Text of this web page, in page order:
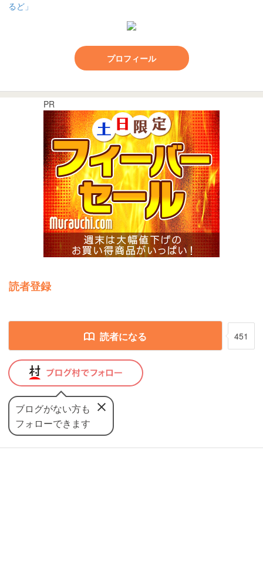
プロフィール
PR
読者登録
読者になる 451
ブログがない方も
フォローできます